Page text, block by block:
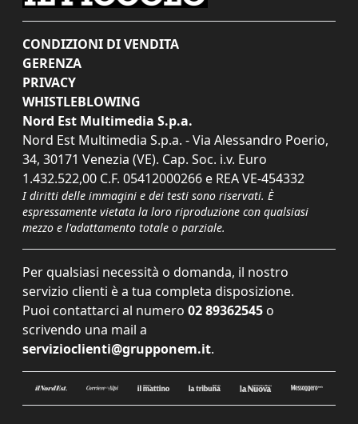
CONDIZIONI DI VENDITA
GERENZA
PRIVACY
WHISTLEBLOWING
Nord Est Multimedia S.p.a.
Nord Est Multimedia S.p.a. - Via Alessandro Poerio,
34, 30171 Venezia (VE). Cap. Soc. i.v. Euro
1.432.522,00 C.F. 05412000266 e REA VE-454332
I diritti delle immagini e dei testi sono riservati. È
espressamente vietata la loro riproduzione con qualsiasi
mezzo e l'adattamento totale o parziale.
Per qualsiasi necessità o domanda, il nostro
servizio clienti è a tua completa disposizione.
Puoi contattarci al numero 02 89362545 o
scrivendo una mail a
servizioclienti@grupponem.it.